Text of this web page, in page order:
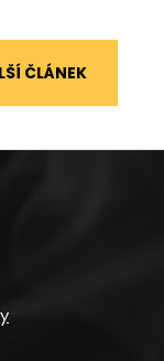
ČLÁNEK